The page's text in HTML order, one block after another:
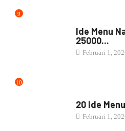
9
Ide Menu
25000...
Februari 1,
10
20 Ide
Februari 1,